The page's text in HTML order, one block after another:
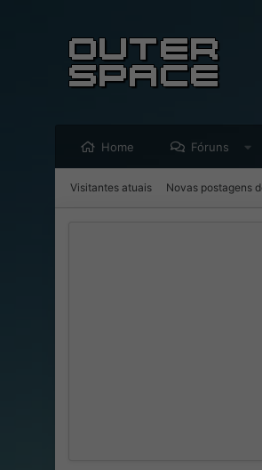
Home Fóruns
Visitantes atuais Novas postagens